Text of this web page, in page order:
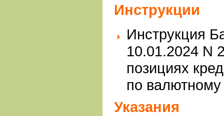
Инструкции
Инструкция
10.01.2024 N
позициях
по валютному
Указания